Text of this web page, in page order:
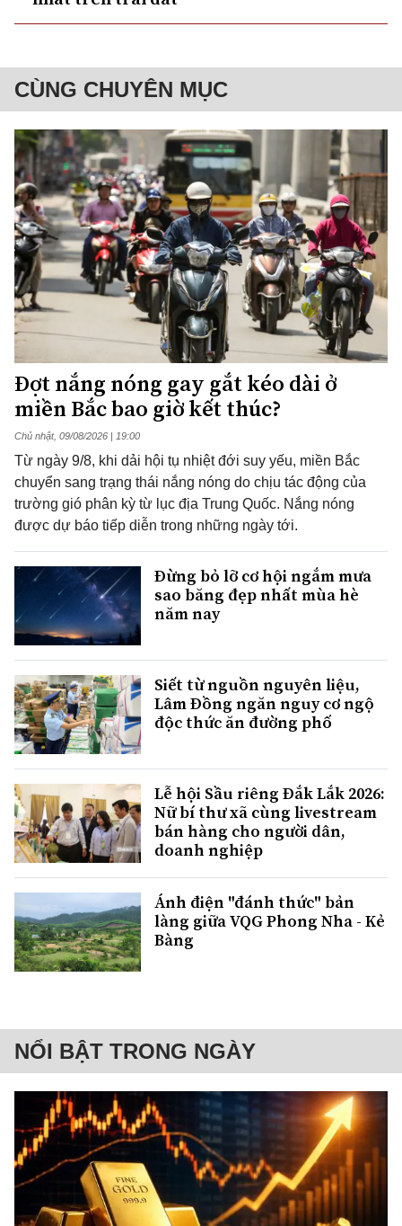
CÙNG CHUYÊN MỤC
Đợt nắng nóng gay gắt kéo dài ở
miền Bắc bao giờ kết thúc?
Chủ nhật, 09/08/2026 | 19:00
Từ ngày 9/8, khi dải hội tụ nhiệt đới suy yếu, miền Bắc
chuyển sang trạng thái nắng nóng do chịu tác động của
trường gió phân kỳ từ lục địa Trung Quốc. Nắng nóng
được dự báo tiếp diễn trong những ngày tới.
Đừng bỏ lỡ cơ hội ngắm mưa
sao băng đẹp nhất mùa hè
năm nay
Siết từ nguồn nguyên liệu,
Lâm Đồng ngăn nguy cơ ngộ
độc thức ăn đường phố
Lễ hội Sầu riêng Đắk Lắk 2026:
Nữ bí thư xã cùng livestream
bán hàng cho người dân,
doanh nghiệp
Ánh điện "đánh thức" bản
làng giữa VQG Phong Nha - Kẻ
Bàng
NỔI BẬT TRONG NGÀY